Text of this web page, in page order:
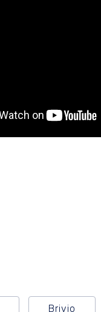
Brivio